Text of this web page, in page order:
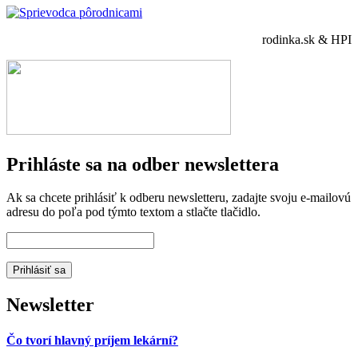
rodinka.sk & HPI
Prihláste sa na odber newslettera
Ak sa chcete prihlásiť k odberu newsletteru, zadajte svoju e-mailovú
adresu do poľa pod týmto textom a stlačte tlačidlo.
Newsletter
Čo tvorí hlavný príjem lekární?